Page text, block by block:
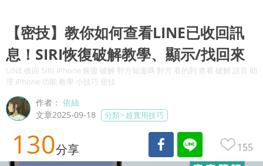
【密技】教你如何查看LINE已收回訊
息！SIRI恢復破解教學、顯示/找回來
LINE 收回 SIRI iPhone 恢復 破解 對方知道嗎 對方 看的到 查看 破解 語音 助
理 iPhone 功能 教學 小技巧 密技
作者：依絲
文章2025-09-18
分類> 超實用技巧
130分享 155